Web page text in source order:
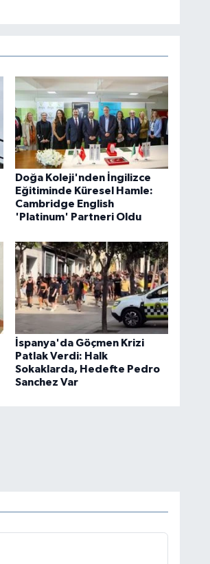
Doğa Koleji'nden İngilizce
Eğitiminde Küresel Hamle:
Cambridge English
'Platinum' Partneri Oldu
İspanya'da Göçmen Krizi
Patlak Verdi: Halk
Sokaklarda, Hedefte Pedro
Sanchez Var